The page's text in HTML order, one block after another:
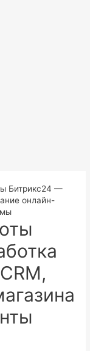
Битрикс24 —
онлайн-